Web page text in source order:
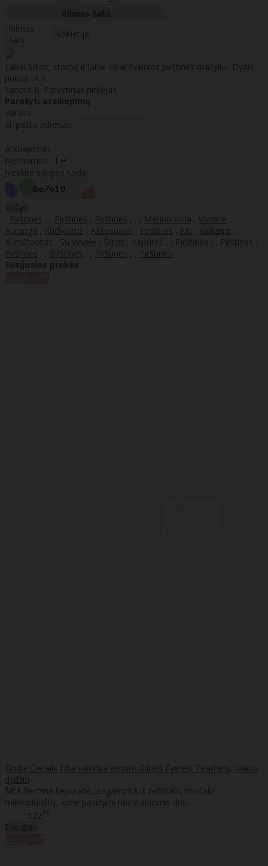
Kilmės
šalis
Vokietija
Labai šiltos, storos ir labai labai švelnios pirštinės mažyliui. Dydis
puikiai tiko.
Sandra R. Patvirtinas pirkėjas
Parašyti atsiliepimą
Vardas:
El. pašto adresas:
Atsiliepimas:
Įvertinimas:
Įveskite saugos kodą:
Rašyti
, Pirštinės , , Pirštinės , Pirštinės , , , Merino vilna , Vilnonė ,
Apranga , Kūdikiams , Aksesuarai , Pirštinės , Kiti , Vaikams ,
Kumštuotos , Su virvele , Šiltos , Kepurės , , Pirštinės , , Pirštinės ,
Pirštinės , , Pirštinės , , Pirštinės , , Pirštinės,
Susijusios prekės
Elodie Details šilta vaikiška kepurė Gilded Everest Feathers, įvairių
dydžių
Šilta žieminė kepuraitė, pagaminta iš natūralių modalo
mikropluoštų, kurie pasižymi nuostabiomis drė..
€2290
Daugiau